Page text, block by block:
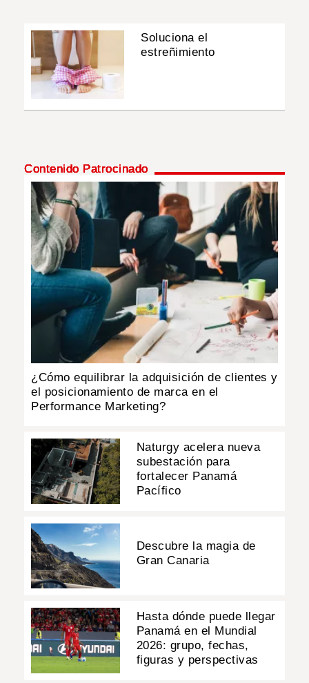
Soluciona el
estreñimiento
Contenido Patrocinado
¿Cómo equilibrar la adquisición de clientes y
el posicionamiento de marca en el
Performance Marketing?
Naturgy acelera nueva
subestación para
fortalecer Panamá
Pacífico
Descubre la magia de
Gran Canaria
Hasta dónde puede llegar
Panamá en el Mundial
2026: grupo, fechas,
figuras y perspectivas